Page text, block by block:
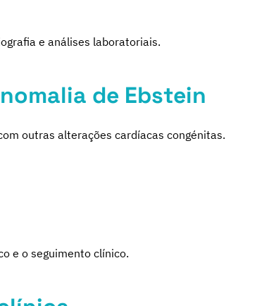
e análises laboratoriais.
de Ebstein
outras alterações cardíacas congénitas.
e o seguimento clínico.